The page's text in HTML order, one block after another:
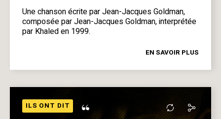
Une chanson écrite par Jean-Jacques Goldman,
composée par Jean-Jacques Goldman, interprétée
par Khaled en 1999.
EN SAVOIR PLUS
ILS ONT DIT “